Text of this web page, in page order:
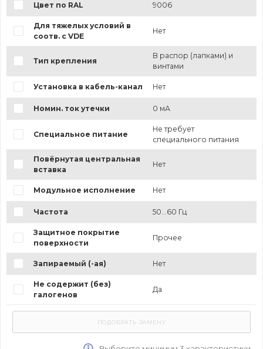
Цвет по RAL 9006
Для тяжелых условий в
соотв. с VDE
Нет
Тип крепления
В распор (лапками) и
винтами
Установка в кабель-канал Нет
Номин. ток утечки 0 мА
Специальное питание
Не требует
специального питания
Повёрнутая центральная
вставка
Нет
Модульное исполнение Нет
Частота 50...60 Гц
Защитное покрытие
поверхности
Прочее
Запираемый (-ая) Нет
Не содержит (без)
галогенов
Да